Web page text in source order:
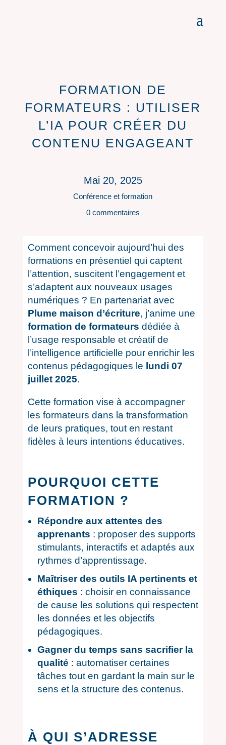
FORMATION DE
FORMATEURS : UTILISER
L’IA POUR CRÉER DU
CONTENU ENGAGEANT
Mai 20, 2025
Conférence et formation
0 commentaires
Comment concevoir aujourd’hui des
formations en présentiel qui captent
l’attention, suscitent l’engagement et
s’adaptent aux nouveaux usages
numériques ? En partenariat avec
Plume maison d’écriture, j’anime une
formation de formateurs dédiée à
l’usage responsable et créatif de
l’intelligence artificielle pour enrichir les
contenus pédagogiques le lundi 07
juillet 2025.
Cette formation vise à accompagner
les formateurs dans la transformation
de leurs pratiques, tout en restant
fidèles à leurs intentions éducatives.
POURQUOI CETTE
FORMATION ?
Répondre aux attentes des
apprenants : proposer des supports
stimulants, interactifs et adaptés aux
rythmes d’apprentissage.
Maîtriser des outils IA pertinents et
éthiques : choisir en connaissance
de cause les solutions qui respectent
les données et les objectifs
pédagogiques.
Gagner du temps sans sacrifier la
qualité : automatiser certaines
tâches tout en gardant la main sur le
sens et la structure des contenus.
À QUI S’ADRESSE